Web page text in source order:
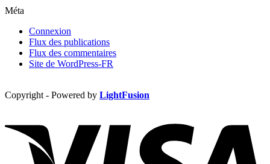
Méta
Connexion
Flux des publications
Flux des commentaires
Site de WordPress-FR
Copyright - Powered by LightFusion